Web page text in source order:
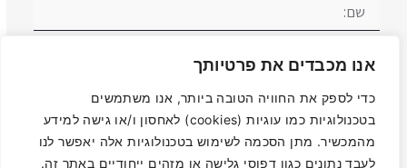
אנו מכבדים את פרטיותך
כדי לספק את החוויה הטובה ביותר, אנו משתמשים
בטכנולוגיות כמו עוגיות (cookies) לאחסון ו/או גישה למידע
מהמכשיר. מתן הסכמה לשימוש בטכנולוגיות אלה יאפשר לנו
לעבד נתונים כגון דפוסי גלישה או מזהים ייחודיים באתר זה.